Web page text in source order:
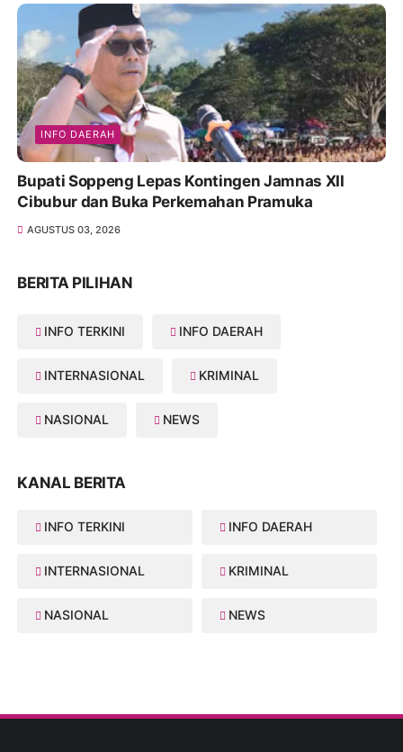
INFO DAERAH
Bupati Soppeng Lepas Kontingen Jamnas XII
Cibubur dan Buka Perkemahan Pramuka
AGUSTUS 03, 2026
BERITA PILIHAN
INFO TERKINI INFO DAERAH
INTERNASIONAL KRIMINAL
NASIONAL NEWS
KANAL BERITA
INFO TERKINI INFO DAERAH
INTERNASIONAL KRIMINAL
NASIONAL NEWS